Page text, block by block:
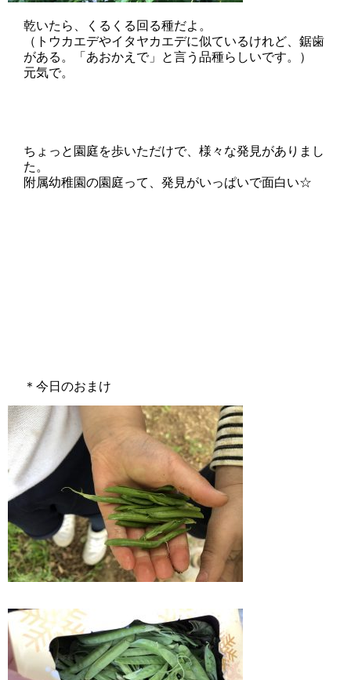
乾いたら、くるくる回る種だよ。
（トウカエデやイタヤカエデに似ているけれど、鋸歯
がある。「あおかえで」と言う品種らしいです。）
元気で。
ちょっと園庭を歩いただけで、様々な発見がありまし
た。
附属幼稚園の園庭って、発見がいっぱいで面白い☆
＊今日のおまけ